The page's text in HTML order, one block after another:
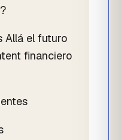
Allá el futuro
financiero